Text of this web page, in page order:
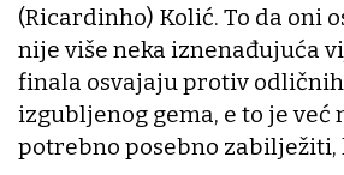
(Ricardinho) Kolić. To da oni
nije više neka iznenađujuća
finala osvajaju protiv
izgubljenog gema, e to je već
potrebno posebno zabilježiti,